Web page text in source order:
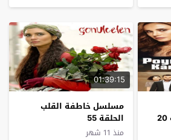
الموسم الثالث الحلقة 20
01:39:15
مسلسل خاطفة القلب
الحلقة 55
منذ 11 شهر